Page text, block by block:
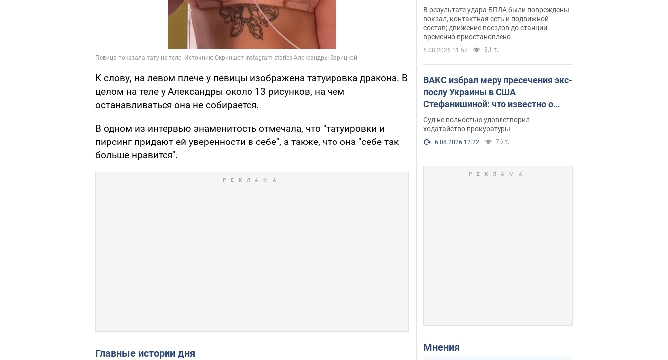
К слову, на левом плече у певицы изображена татуировка дракона. В
целом на теле у Александры около 13 рисунков, на чем
останавливаться она не собирается.
В одном из интервью знаменитость отмечала, что "татуировки и
пирсинг придают ей уверенности в себе", а также, что она "себе так
больше нравится".
Главные истории дня
есть погибшие и раненые
В результате удара БПЛА были повреждены
вокзал, контактная сеть и подвижной
состав; движение поездов до станции
временно приостановлено
6.08.2026 11:57 3,1 т.
ВАКС избрал меру пресечения экс-
послу Украины в США
Стефанишиной: что известно о
деле
Суд не полностью удовлетворил
ходатайство прокуратуры
6.08.2026 12:22 7,6 т.
Мнения